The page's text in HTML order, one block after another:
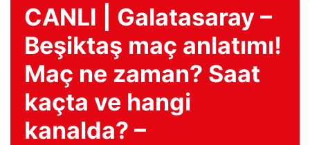
CANLI | Galatasaray –
Beşiktaş maç anlatımı!
Maç ne zaman? Saat
kaçta ve hangi
kanalda? –